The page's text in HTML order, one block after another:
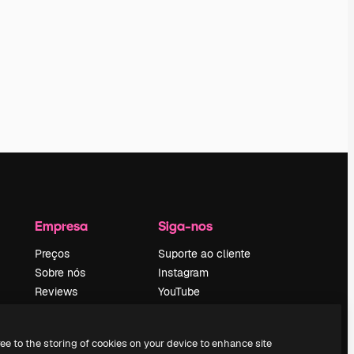
Empresa
Preços
Sobre nós
Reviews
pesquisa
Siga-nos
Suporte ao cliente
Instagram
YouTube
Discord
to the storing of cookies on your device to enhance site